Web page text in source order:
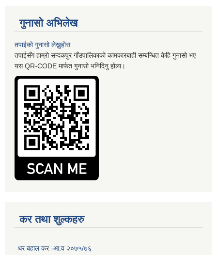
गुनासो अभिलेख
तपाईको गुनासो लेख्नुहोस
तपाईसँग हाम्रो सन्दकपुर गाँउपालिकाको कामकारबाही सम्बन्धित केहि गुनासो भए
यस QR-CODE मार्फत गुनासो भनिदिनु होला।
कर तथा शुल्कहरु
धर बहाल कर -आ.व २०७५/७६